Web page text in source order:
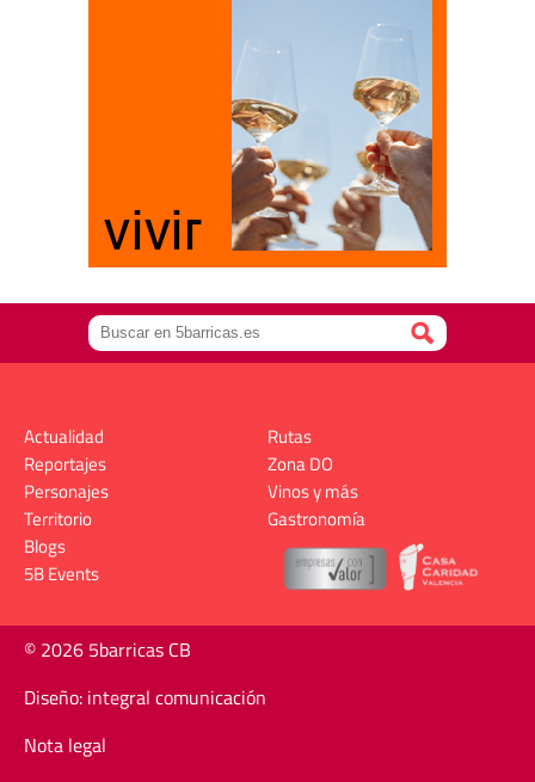
Actualidad
Reportajes
Personajes
Territorio
Rutas
Zona DO
Vinos y más
Gastronomía
Blogs
5B Events
© 2026 5barricas CB
Diseño: integral comunicación
Nota legal